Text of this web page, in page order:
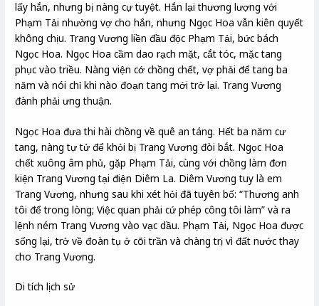
lấy hắn, nhưng bị nàng cự tuyệt. Hắn lại thương lượng với
Phạm Tải nhường vợ cho hắn, nhưng Ngọc Hoa vẫn kiên quyết
không chịu. Trang Vương liền đầu độc Phạm Tải, bức bách
Ngọc Hoa. Ngọc Hoa cầm dao rạch mặt, cắt tóc, mặc tang
phục vào triều. Nàng viện cớ chồng chết, vợ phải để tang ba
năm và nói chỉ khi nào đoạn tang mới trở lại. Trang Vương
đành phải ưng thuận.
Ngọc Hoa đưa thi hài chồng về quê an táng. Hết ba năm cư
tang, nàng tự tử để khỏi bị Trang Vương đòi bắt. Ngọc Hoa
chết xuông âm phủ, gặp Phạm Tải, cùng với chồng làm đơn
kiện Trang Vương tại điện Diêm La. Diêm Vương tuy là em
Trang Vương, nhưng sau khi xét hỏi đã tuyên bố: “Thương anh
tôi để trong lòng; Việc quan phải cứ phép công tôi làm” và ra
lệnh ném Trang Vương vào vạc dầu. Phạm Tải, Ngọc Hoa được
sống lại, trở về đoàn tụ ở cõi trần và chàng trị vì đất nước thay
cho Trang Vương.
Di tích lịch sử